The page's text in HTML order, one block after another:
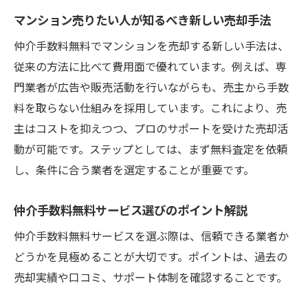
仲介手数料無料を活かすための戦略的ポイ
ント
門真市でマンション売りたい人の成功事例
分析
手数料無料で叶える理想の売却ステップ解
説
売却後も安心できるサポート体制の見極め
方
マンション売りたい人の声から学ぶ成功の
マンション売りたい人が知るべき新しい売却手法
仲介手数料無料でマンションを売却する新しい手法は、
従来の方法に比べて費用面で優れています。例えば、専
門業者が広告や販売活動を行いながらも、売主から手数
料を取らない仕組みを採用しています。これにより、売
主はコストを抑えつつ、プロのサポートを受けた売却活
動が可能です。ステップとしては、まず無料査定を依頼
し、条件に合う業者を選定することが重要です。
仲介手数料無料サービス選びのポイント解説
仲介手数料無料サービスを選ぶ際は、信頼できる業者か
どうかを見極めることが大切です。ポイントは、過去の
売却実績や口コミ、サポート体制を確認することです。